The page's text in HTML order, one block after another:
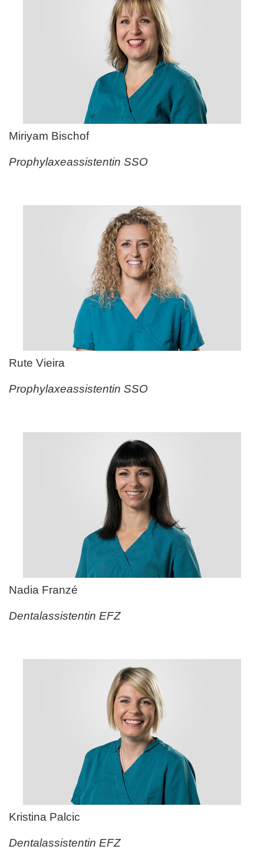
Miriyam Bischof
Prophylaxeassistentin SSO
Rute Vieira
Prophylaxeassistentin SSO
Nadia Franzé
Dentalassistentin EFZ
Kristina Palcic
Dentalassistentin EFZ